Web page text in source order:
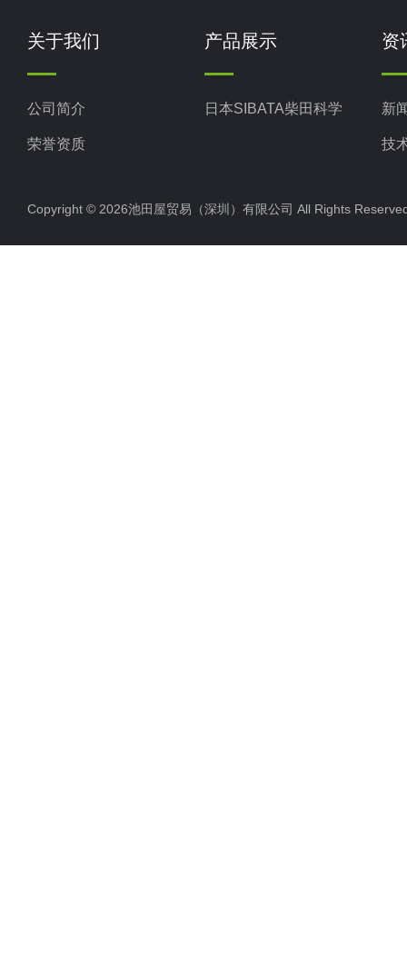
关于我们
公司简介
荣誉资质
产品展示
日本SIBATA柴田科学
资
新
技
Copyright © 2026池田屋贸易（深圳）有限公司 All Rights